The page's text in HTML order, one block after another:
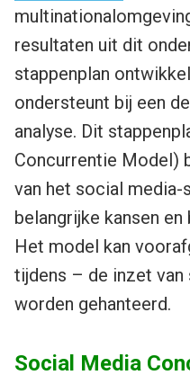
resultaten uit dit
stappenplan
ondersteunt bij een
analyse. Dit
Concurrentie Model)
van het social media-
belangrijke kansen
Het model kan
tijdens – de inzet
worden gehanteerd.
Social Media